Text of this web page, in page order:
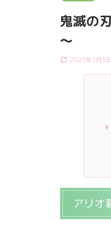
鬼滅の
～
2025年1月5日
アリオ